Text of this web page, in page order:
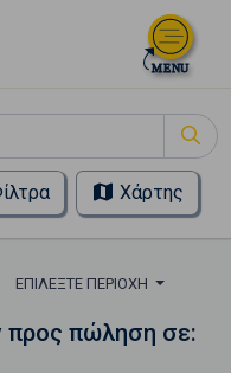
Χάρτης
ΕΠΙΛΈΞΤΕ ΠΕΡΙΟΧΉ
προς πώληση σε: